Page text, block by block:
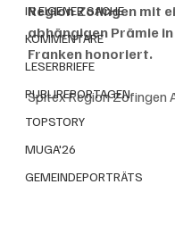
IN EIGENER SACHE
KOMMENTARE
LESERBRIEFE
PUBLIREPORTAGEN
TOPSTORY
MUGA'26
GEMEINDEPORTRÄTS
Region Zofingen mit
abhängigen Prämie
Franken honoriert.
Spitex Region Zofingen